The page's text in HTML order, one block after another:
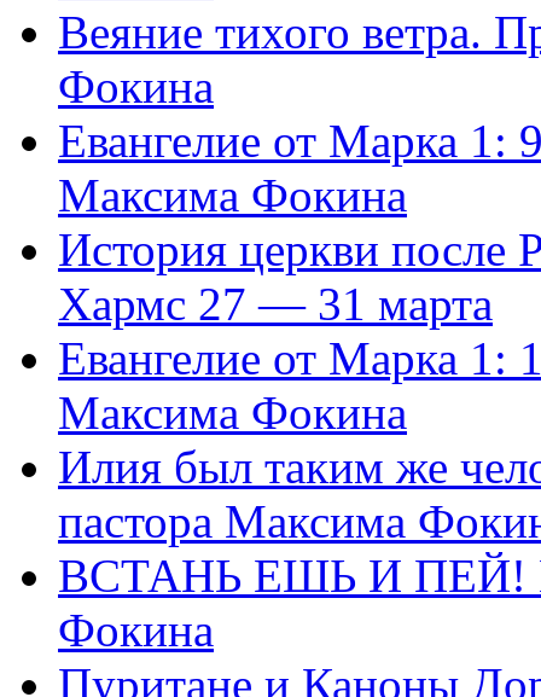
Веяние тихого ветра.
Фокина
Евангелие от Марка 1:
Максима Фокина
История церкви
Хармс 27 — 31 марта
Евангелие от Марка 1:
Максима Фокина
Илия был таким же
пастора Максима
ВСТАНЬ ЕШЬ И ПЕЙ!
Фокина
Пуритане и Каноны